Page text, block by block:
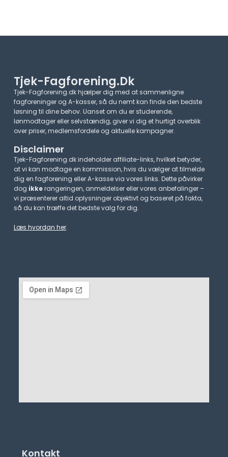
Tjek-Fagforening.dk
Tjek-Fagforening.dk hjælper dig med at sammenligne
fagforeninger og A-kasser, så du nemt kan finde den bedste
løsning til dine behov. Uanset om du er studerende,
lønmodtager eller selvstændig, giver vi dig et hurtigt overblik
over priser, medlemsfordele og aktuelle kampagner.​
Disclaimer
Tjek-Fagforening.dk indeholder affiliate-links, hvilket betyder,
at vi kan modtage en kommission, hvis du vælger at tilmelde
dig en fagforening eller A-kasse via vores links. Dette påvirker
dog ikkerangeringen, anmeldelser eller vores anbefalinger –
vi præsenterer altid oplysninger objektivt og baseret på fakta,
så du kan træffe det bedste valg for dig.
Læs hvordan her.
Kontakt